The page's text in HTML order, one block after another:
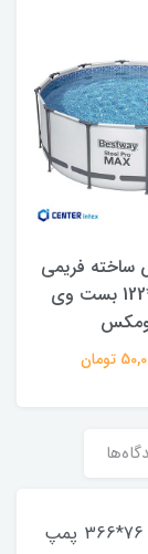
ساخته فریمی
گرد 366*122 بست وی
تومان
گرد فریمی بست وی 76*366 پمپ